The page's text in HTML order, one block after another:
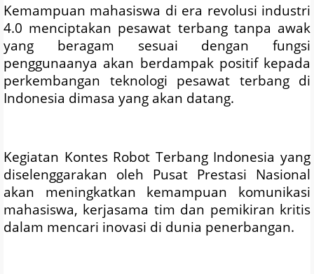
Kemampuan mahasiswa di era revolusi industri
4.0 menciptakan pesawat terbang tanpa awak
yang beragam sesuai dengan fungsi
penggunaanya akan berdampak positif kepada
perkembangan teknologi pesawat terbang di
Indonesia dimasa yang akan datang.
Kegiatan Kontes Robot Terbang Indonesia yang
diselenggarakan oleh Pusat Prestasi Nasional
akan meningkatkan kemampuan komunikasi
mahasiswa, kerjasama tim dan pemikiran kritis
dalam mencari inovasi di dunia penerbangan.